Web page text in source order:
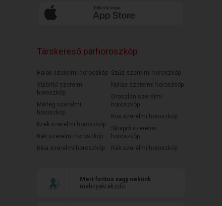
Társkereső párhoroszkóp
Halak szerelmi horoszkóp
Vízöntő szerelmi
horoszkóp
Mérleg szerelmi
horoszkóp
Ikrek szerelmi horoszkóp
Bak szerelmi horoszkóp
Bika szerelmi horoszkóp
Szűz szerelmi horoszkóp
Nyilas szerelmi horoszkóp
Oroszlán szerelmi
horoszkóp
Kos szerelmi horoszkóp
Skorpió szerelmi
horoszkóp
Rák szerelmi horoszkóp
Mert fontos vagy nekünk
mehnyakrak.info